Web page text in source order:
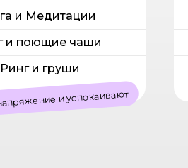
Ринг и груши
и поющие чаши
и Медитации
и успокаивают